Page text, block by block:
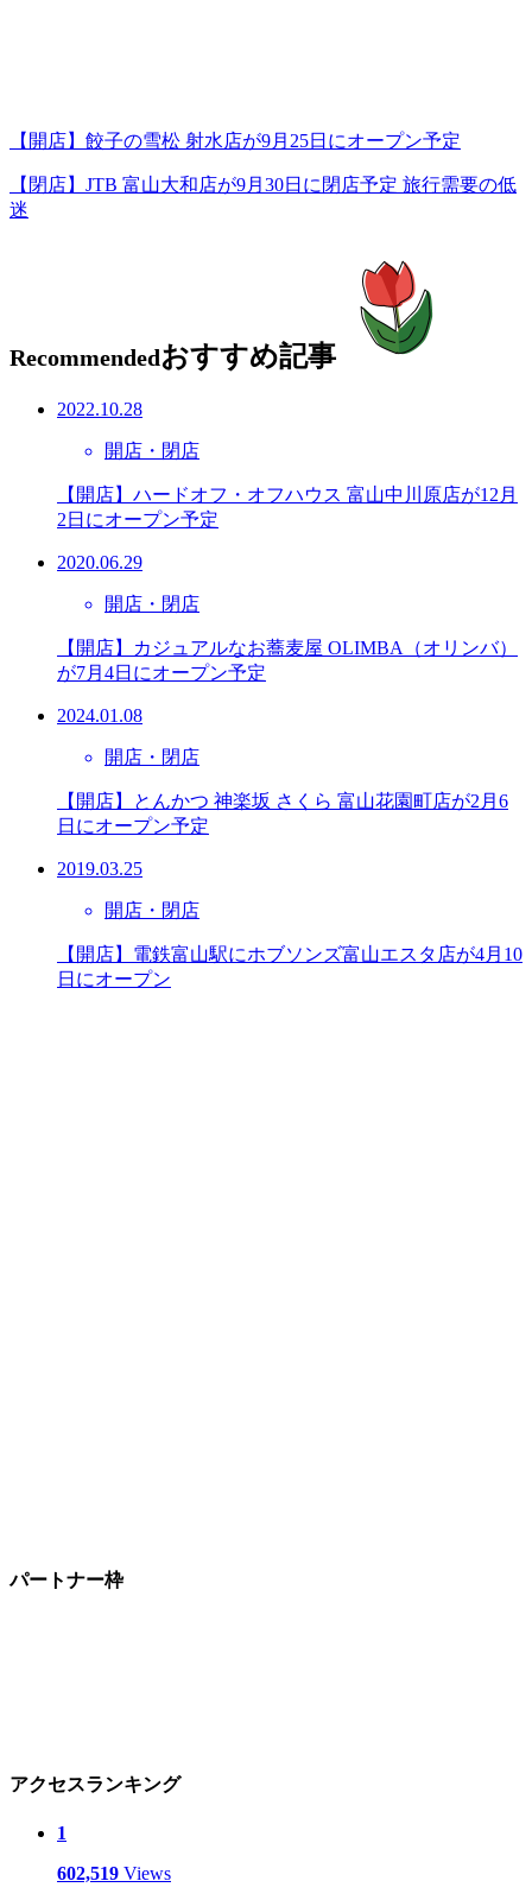
【開店】餃子の雪松 射水店が9月25日にオープン予定
【閉店】JTB 富山大和店が9月30日に閉店予定 旅行需要の低
迷
Recommendedおすすめ記事
2022.10.28
開店・閉店
【開店】ハードオフ・オフハウス 富山中川原店が12月
2日にオープン予定
2020.06.29
開店・閉店
【開店】カジュアルなお蕎麦屋 OLIMBA（オリンバ）
が7月4日にオープン予定
2024.01.08
開店・閉店
【開店】とんかつ 神楽坂 さくら 富山花園町店が2月6
日にオープン予定
2019.03.25
開店・閉店
【開店】電鉄富山駅にホブソンズ富山エスタ店が4月10
日にオープン
パートナー枠
アクセスランキング
1
602,519 Views